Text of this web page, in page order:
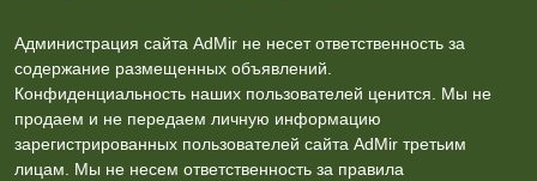
Администрация сайта AdMir не несет ответственность за
содержание размещенных объявлений.
Конфиденциальность наших пользователей ценится. Мы не
продаем и не передаем личную информацию
зарегистрированных пользователей сайта AdMir третьим
лицам. Мы не несем ответственность за правила